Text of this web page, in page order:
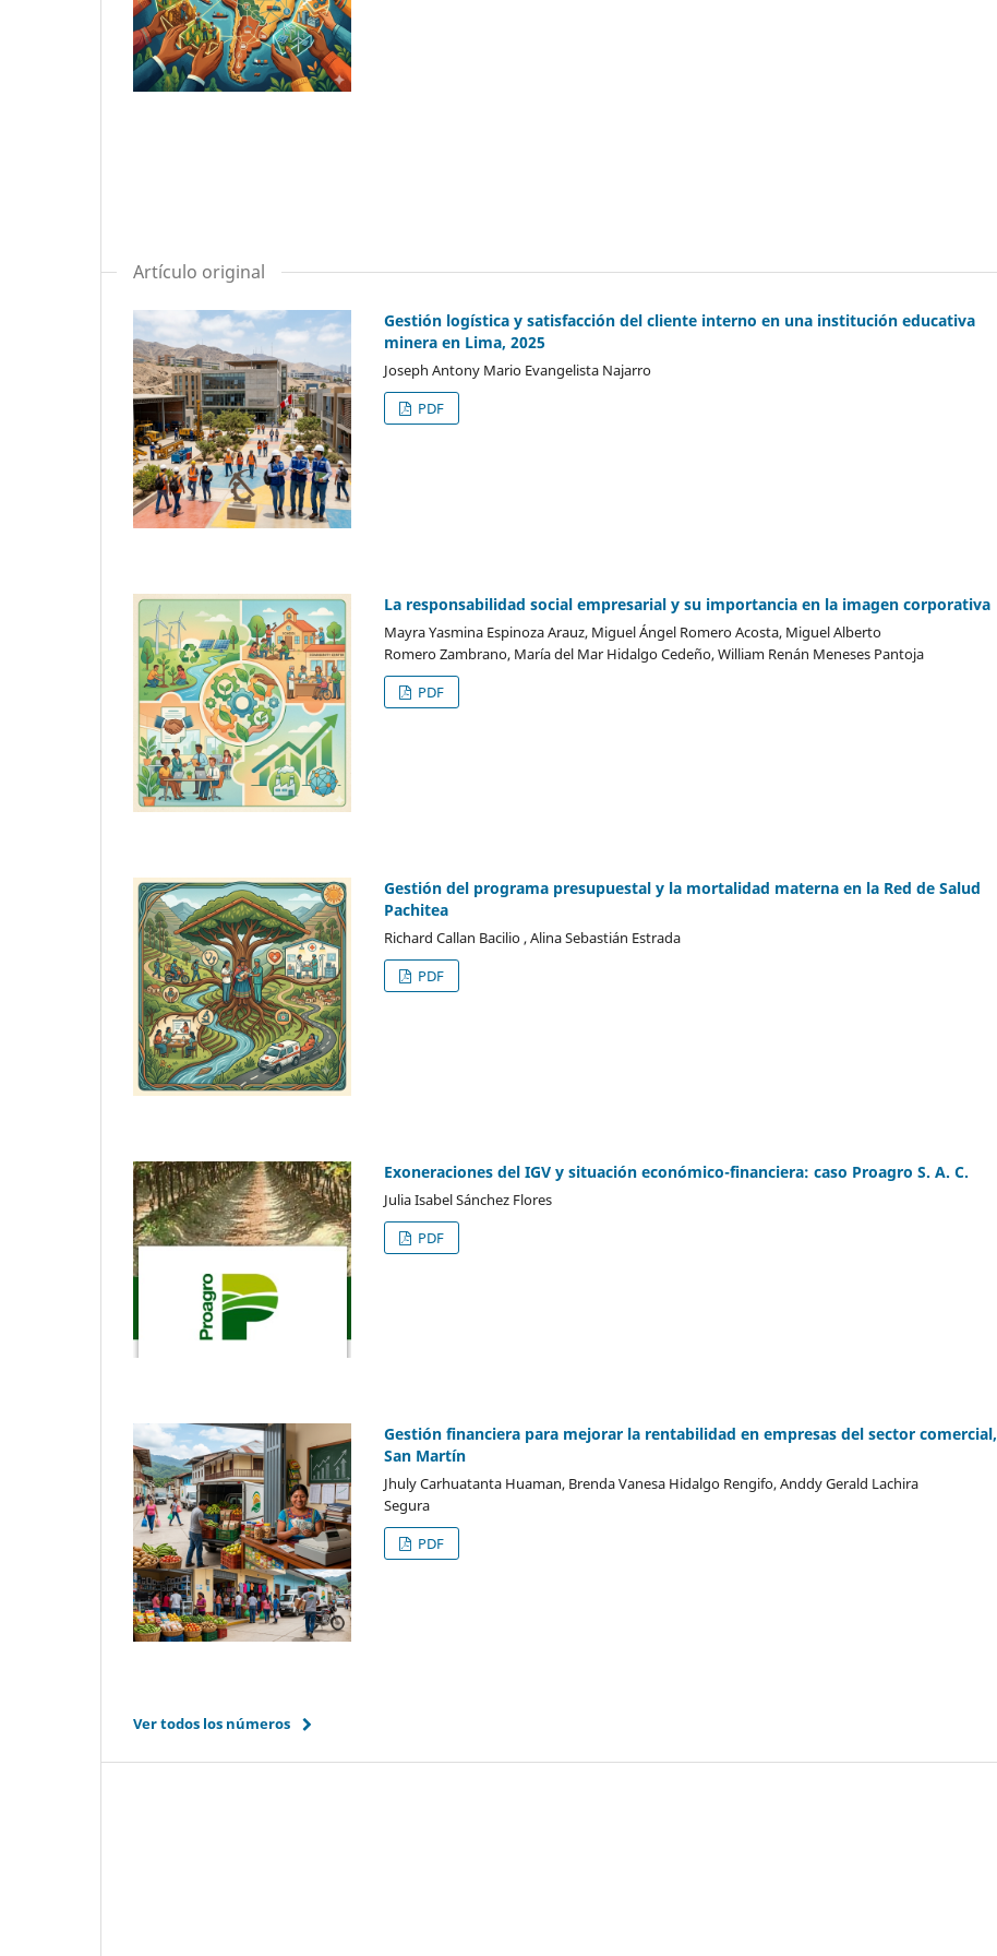
Artículo original
Gestión logística y satisfacción del cliente interno en una institución educativa
minera en Lima, 2025
Joseph Antony Mario Evangelista Najarro
PDF
La responsabilidad social empresarial y su importancia en la imagen corporativa
Mayra Yasmina Espinoza Arauz, Miguel Ángel Romero Acosta, Miguel Alberto
Romero Zambrano, María del Mar Hidalgo Cedeño, William Renán Meneses Pantoja
PDF
Gestión del programa presupuestal y la mortalidad materna en la Red de Salud
Pachitea
Richard Callan Bacilio , Alina Sebastián Estrada
PDF
Exoneraciones del IGV y situación económico-financiera: caso Proagro S. A. C.
Julia Isabel Sánchez Flores
PDF
Gestión financiera para mejorar la rentabilidad en empresas del sector comercial,
San Martín
Jhuly Carhuatanta Huaman, Brenda Vanesa Hidalgo Rengifo, Anddy Gerald Lachira
Segura
PDF
Ver todos los números